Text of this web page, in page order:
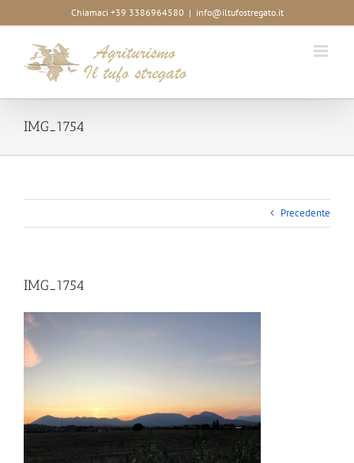
al
Chiamaci +39 3386964580 | info@iltufostregato.it
IMG_1754
Precedente
IMG_1754